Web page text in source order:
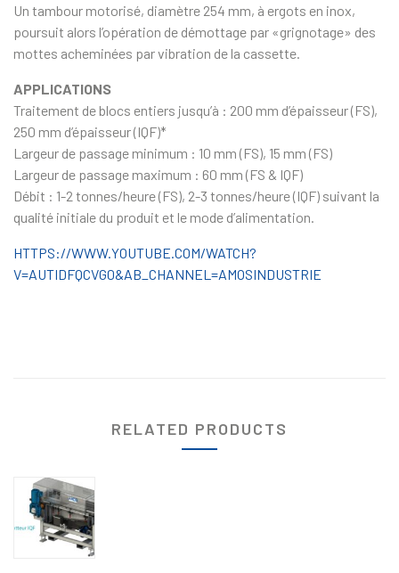
Un tambour motorisé, diamètre 254 mm, à ergots en inox,
poursuit alors l’opération de démottage par «grignotage» des
mottes acheminées par vibration de la cassette.
APPLICATIONS
Traitement de blocs entiers jusqu’à : 200 mm d’épaisseur (FS),
250 mm d’épaisseur (IQF)*
Largeur de passage minimum : 10 mm (FS), 15 mm (FS)
Largeur de passage maximum : 60 mm (FS & IQF)
Débit : 1-2 tonnes/heure (FS), 2-3 tonnes/heure (IQF) suivant la
qualité initiale du produit et le mode d’alimentation.
HTTPS://WWW.YOUTUBE.COM/WATCH?
V=AUTIDFQCVG0&AB_CHANNEL=AMOSINDUSTRIE
RELATED PRODUCTS